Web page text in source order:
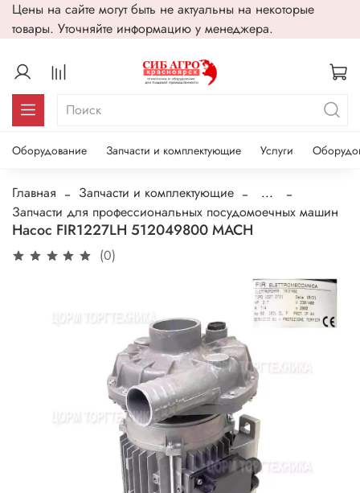
Цены на сайте могут быть не актуальны на некоторые
товары. Уточняйте информацию у менеджера.
Оборудование Запчасти и комплектующие Услуги
Главная Запчасти и комплектующие
...
Запчасти для профессиональных посудомоечных машин
Насос FIR1227LH 512049800 MACH
(0)